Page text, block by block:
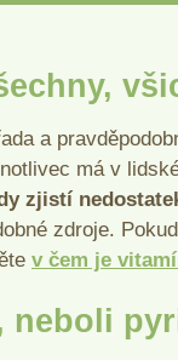
a
má v
zjistí
zdroje.
v čem je
neboli